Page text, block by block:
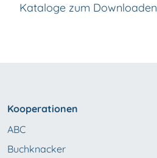
Kataloge zum Downloaden
Kooperationen
ABC
Buchknacker